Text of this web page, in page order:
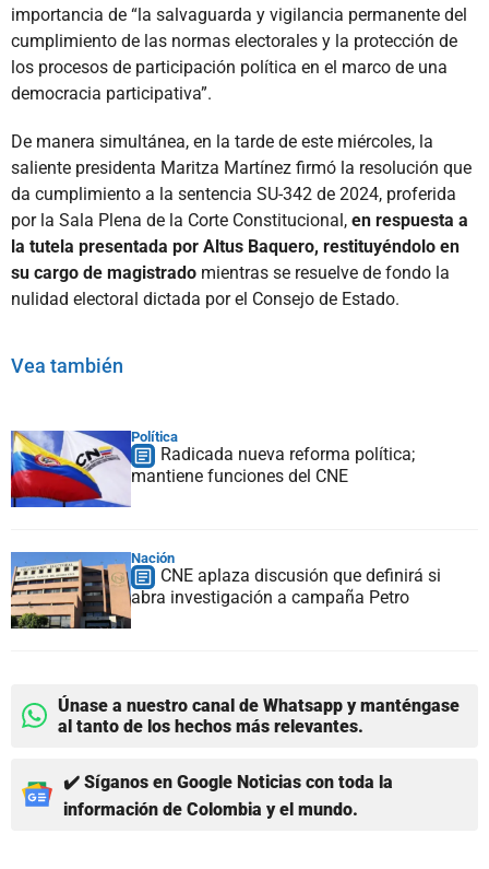
importancia de “la salvaguarda y vigilancia permanente del
cumplimiento de las normas electorales y la protección de
los procesos de participación política en el marco de una
democracia participativa”.
De manera simultánea, en la tarde de este miércoles, la
saliente presidenta Maritza Martínez firmó la resolución que
da cumplimiento a la sentencia SU-342 de 2024, proferida
por la Sala Plena de la Corte Constitucional, en respuesta a
la tutela presentada por Altus Baquero, restituyéndolo en
su cargo de magistrado mientras se resuelve de fondo la
nulidad electoral dictada por el Consejo de Estado.
Vea también
Política
Radicada nueva reforma política;
mantiene funciones del CNE
Nación
CNE aplaza discusión que definirá si
abra investigación a campaña Petro
Únase a nuestro canal de Whatsapp y manténgase
al tanto de los hechos más relevantes.
✔️ Síganos en Google Noticias con toda la
información de Colombia y el mundo.